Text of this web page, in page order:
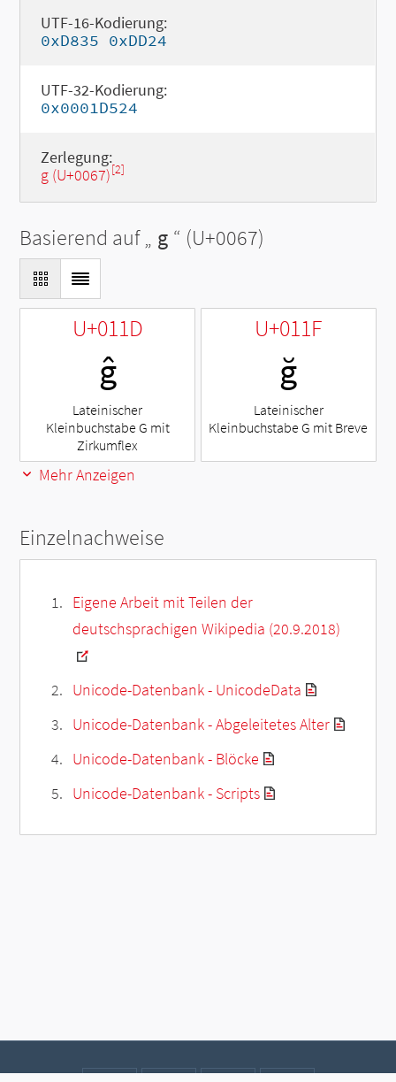
UTF-16-Kodierung:
0xD835 0xDD24
UTF-32-Kodierung:
0x0001D524
Zerlegung:
g (U+0067)[2]
Basierend auf „ g “ (U+0067)
U+011D
ĝ
Lateinischer
Kleinbuchstabe G mit
Zirkumflex
U+011F
ğ
Lateinischer
Kleinbuchstabe G mit Breve
Mehr Anzeigen
Einzelnachweise
Eigene Arbeit mit Teilen der
deutschsprachigen Wikipedia (20.9.2018)
Unicode-Datenbank - UnicodeData
Unicode-Datenbank - Abgeleitetes Alter
Unicode-Datenbank - Blöcke
Unicode-Datenbank - Scripts